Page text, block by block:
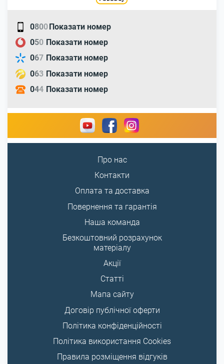
0800Показати номер
050 Показати номер
067 Показати номер
063 Показати номер
044 Показати номер
Про нас
Контакти
Оплата та доставка
Повернення та гарантія
Наша команда
Безкоштовний розрахунок
матеріалу
Акції
Статті
Мапа сайту
Договір публічної оферти
Політика конфіденційності
Політика використання Cookies
Правила розміщення відгуків